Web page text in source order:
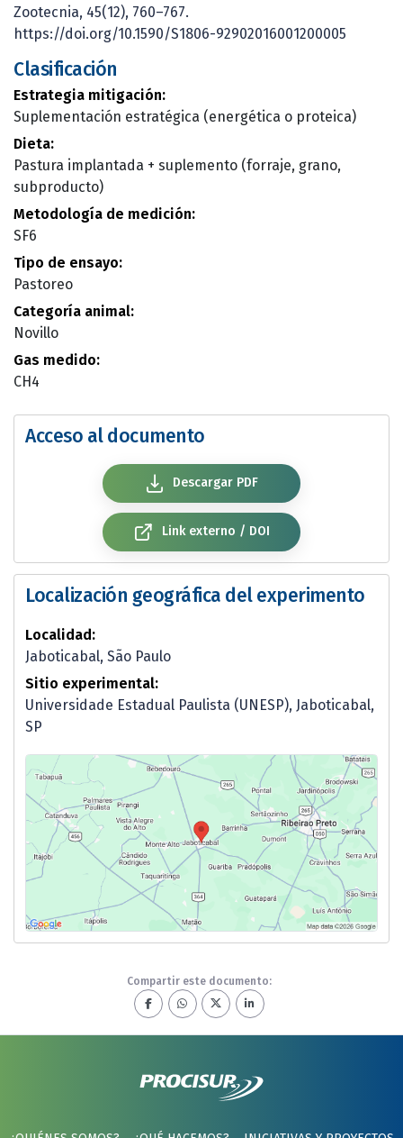
Zootecnia, 45(12), 760–767.
https://doi.org/10.1590/S1806-92902016001200005
Clasificación
Estrategia mitigación:
Suplementación estratégica (energética o proteica)
Dieta:
Pastura implantada + suplemento (forraje, grano,
subproducto)
Metodología de medición:
SF6
Tipo de ensayo:
Pastoreo
Categoría animal:
Novillo
Gas medido:
CH4
Acceso al documento
Descargar PDF
Link externo / DOI
Localización geográfica del experimento
Localidad:
Jaboticabal, São Paulo
Sitio experimental:
Universidade Estadual Paulista (UNESP), Jaboticabal,
SP
Compartir este documento: